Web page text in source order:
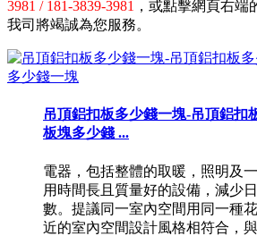
3981 / 181-3839-3981 ，或點擊網頁右端
我司將竭誠為您服務。
吊頂鋁扣板多少錢一塊-吊頂鋁扣
板塊多少錢 ...
電器，包括整體的取暖，照明及
用時間長且質量好的設備，減少
數。提議同一室內空間用同一種
近的室內空間設計風格相符合，